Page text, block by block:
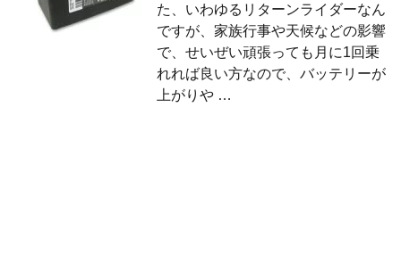
た、いわゆるリターンライダーなん
ですが、家族行事や天候などの影響
で、せいぜい頑張っても月に1回乗
れれば良い方なので、バッテリーが
上がりや …